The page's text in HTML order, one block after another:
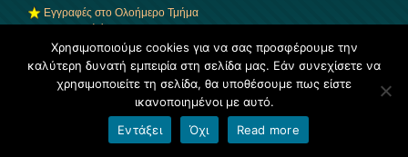
Εγγραφές στο Ολοήμερο Τμήμα
Μαΐου 2024
Ευχές για Καλό Πάσχα από το
Δημοτικό Σχολείο Περαχώρας 27
Συμμετοχή στην εκδήλωση “Από
τα Πάθη της Μ. Εβδομάδας στην
Χρησιμοποιούμε cookies για να σας προσφέρουμε την
καλύτερη δυνατή εμπειρία στη σελίδα μας. Εάν συνεχίσετε να
χρησιμοποιείτε τη σελίδα, θα υποθέσουμε πως είστε
ικανοποιημένοι με αυτό.
Εντάξει
Όχι Read more